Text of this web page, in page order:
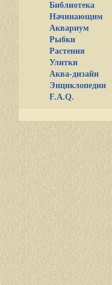
Библиотека
Начинающим
Аквариум
Рыбки
Растения
Улитки
Аква-дизайн
Энциклопедии
F.A.Q.